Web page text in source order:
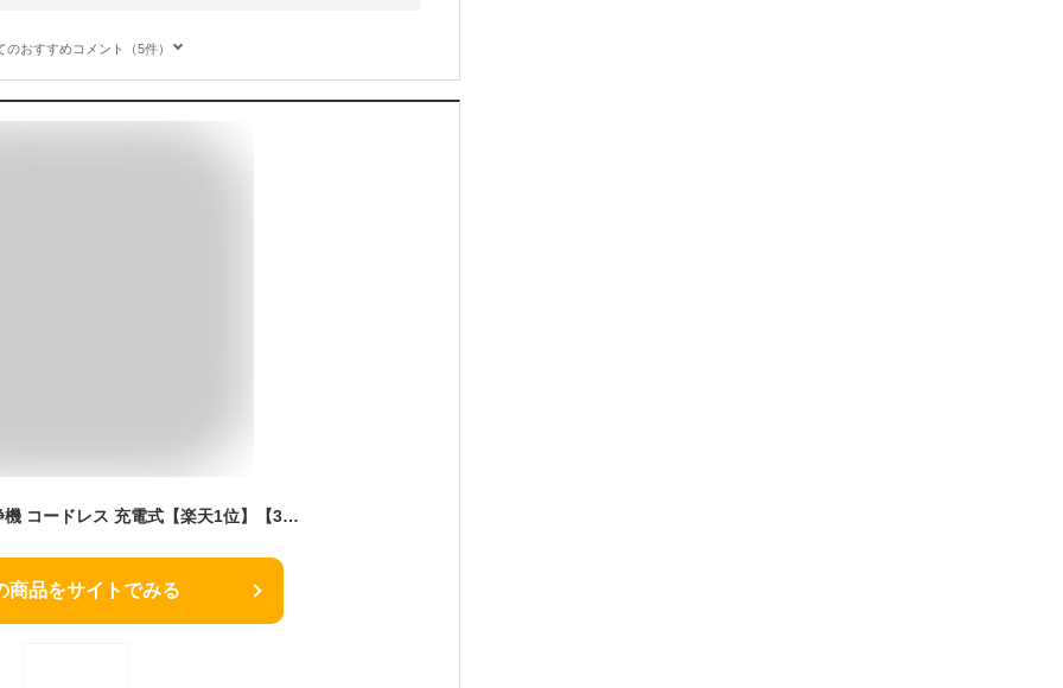
のおすすめコメント（5件）
【翌日発送】高圧洗浄機 コードレス 充電式【楽天1位】【3段階水圧調整】6段階マルチスプレー 8MPa吐出圧力 強力噴射 高圧クリーナー ハンディ 洗車機 バッテリー残量表示 初心者 自吸式 家庭用 大掃除 ベランダ アウトドア 収納ケース付 持ち運び便利 コスパ最高 SHINPURU
商品をサイトでみる